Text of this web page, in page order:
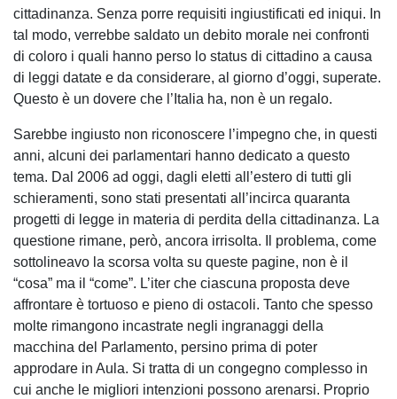
cittadinanza. Senza porre requisiti ingiustificati ed iniqui. In
tal modo, verrebbe saldato un debito morale nei confronti
di coloro i quali hanno perso lo status di cittadino a causa
di leggi datate e da considerare, al giorno d’oggi, superate.
Questo è un dovere che l’Italia ha, non è un regalo.
Sarebbe ingiusto non riconoscere l’impegno che, in questi
anni, alcuni dei parlamentari hanno dedicato a questo
tema. Dal 2006 ad oggi, dagli eletti all’estero di tutti gli
schieramenti, sono stati presentati all’incirca quaranta
progetti di legge in materia di perdita della cittadinanza. La
questione rimane, però, ancora irrisolta. Il problema, come
sottolineavo la scorsa volta su queste pagine, non è il
“cosa” ma il “come”. L’iter che ciascuna proposta deve
affrontare è tortuoso e pieno di ostacoli. Tanto che spesso
molte rimangono incastrate negli ingranaggi della
macchina del Parlamento, persino prima di poter
approdare in Aula. Si tratta di un congegno complesso in
cui anche le migliori intenzioni possono arenarsi. Proprio